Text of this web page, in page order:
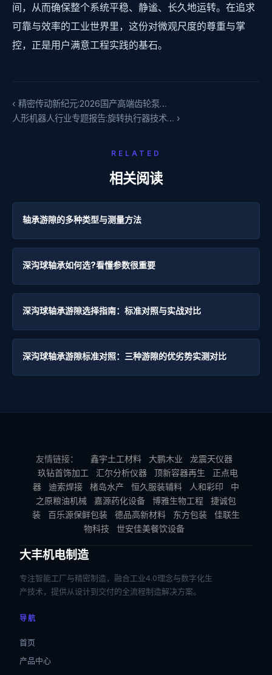
间，从而确保整个系统平稳、静谧、长久地运转。在追求
可靠与效率的工业世界里，这份对微观尺度的尊重与掌
控，正是用户满意工程实践的基石。
‹ 精密传动新纪元:2026国产高端齿轮泵…
人形机器人行业专题报告:旋转执行器技术… ›
RELATED
相关阅读
轴承游隙的多种类型与测量方法
深沟球轴承如何选?看懂参数很重要
深沟球轴承游隙选择指南：标准对照与实战对比
深沟球轴承游隙标准对照：三种游隙的优劣势实测对比
友情链接： 鑫宇土工材料 大鹏木业
龙震天仪器
玖钻首饰加工
汇尔分析仪器 顶新容器再生
正点电
器
迪索焊接 楮岛水产 恒久服装辅料 人和彩印
中
之原粮油机械
嘉源药化设备 博雅生物工程
捷诚包
装
百乐源保鲜包装 德品高新材料 东方包装
佳联生
物科技
世安佳美餐饮设备
大丰机电制造
专注智能工厂与精密制造，融合工业4.0理念与数字化生
产技术，提供从设计到交付的全流程制造解决方案。
导航
首页
产品中心